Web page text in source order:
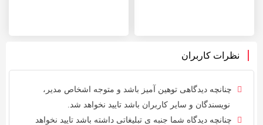
نظرات کاربران
چنانچه دیدگاهی توهین آمیز باشد و متوجه اشخاص مدیر،
نویسندگان و سایر کاربران باشد تایید نخواهد شد.
چنانچه دیدگاه شما جنبه ی تبلیغاتی داشته باشد تایید نخواهد